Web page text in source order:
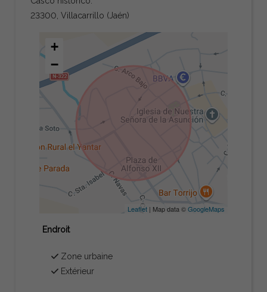
23300, Villacarrillo (Jaén)
+
−
Leaflet| Map data ©GoogleMaps
Endroit
Zone urbaine
Extérieur